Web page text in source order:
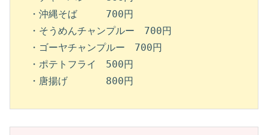
・沖縄そば　　　700円
・そうめんチャンプルー　700円
・ゴーヤチャンプルー　700円
・ポテトフライ　500円
・唐揚げ　　　　800円